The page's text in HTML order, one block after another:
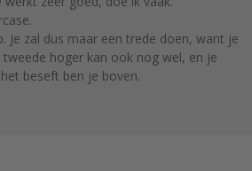
Je zal dus maar een trede doen, want je
hoger kan ook nog wel, en je
beseft ben je boven.